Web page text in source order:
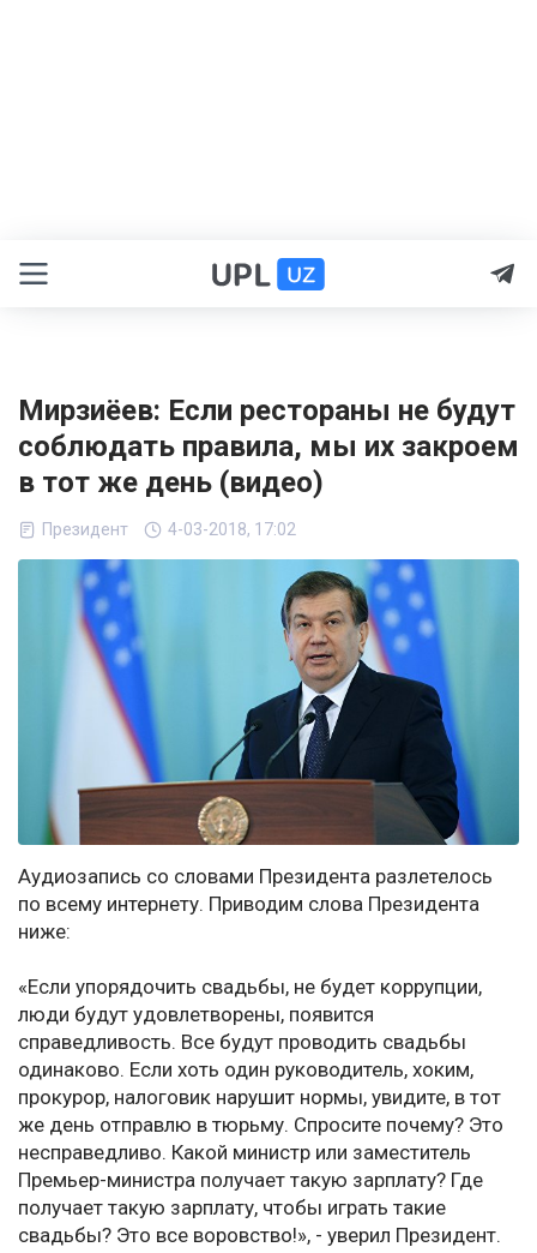
Мирзиёев: Если рестораны не будут
соблюдать правила, мы их закроем
в тот же день (видео)
Президент 4-03-2018, 17:02
Аудиозапись со словами Президента разлетелось
по всему интернету. Приводим слова Президента
ниже:
«Если упорядочить свадьбы, не будет коррупции,
люди будут удовлетворены, появится
справедливость. Все будут проводить свадьбы
одинаково. Если хоть один руководитель, хоким,
прокурор, налоговик нарушит нормы, увидите, в тот
же день отправлю в тюрьму. Спросите почему? Это
несправедливо. Какой министр или заместитель
Премьер-министра получает такую зарплату? Где
получает такую зарплату, чтобы играть такие
свадьбы? Это все воровство!», - уверил Президент.